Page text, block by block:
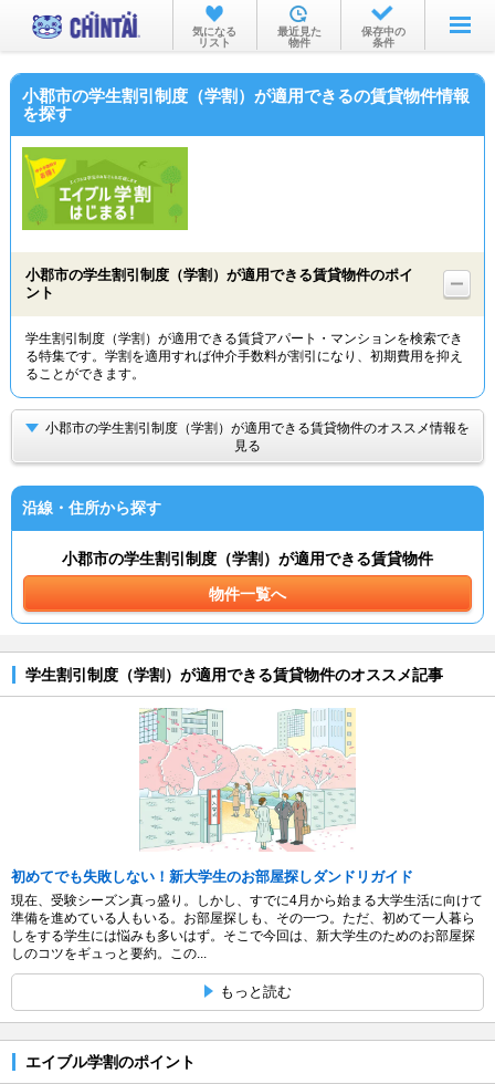
お部屋を探す
沿線・駅から
不動産会社から
気になる
リスト
最近見た
物件
保存中の
条件
小郡市の学生割引制度（学割）が適用できるの賃貸物件情報
を探す
小郡市の学生割引制度（学割）が適用できる賃貸物件のポイ
ント
学生割引制度（学割）が適用できる賃貸アパート・マンションを検索でき
る特集です。学割を適用すれば仲介手数料が割引になり、初期費用を抑え
ることができます。
小郡市の学生割引制度（学割）が適用できる賃貸物件のオススメ情報を
見る
沿線・住所から探す
小郡市の学生割引制度（学割）が適用できる賃貸物件
物件一覧へ
学生割引制度（学割）が適用できる賃貸物件のオススメ記事
初めてでも失敗しない！新大学生のお部屋探しダンドリガイド
現在、受験シーズン真っ盛り。しかし、すでに4月から始まる大学生活に向けて
準備を進めている人もいる。お部屋探しも、その一つ。ただ、初めて一人暮ら
しをする学生には悩みも多いはず。そこで今回は、新大学生のためのお部屋探
しのコツをギュっと要約。この...
もっと読む
エイブル学割のポイント